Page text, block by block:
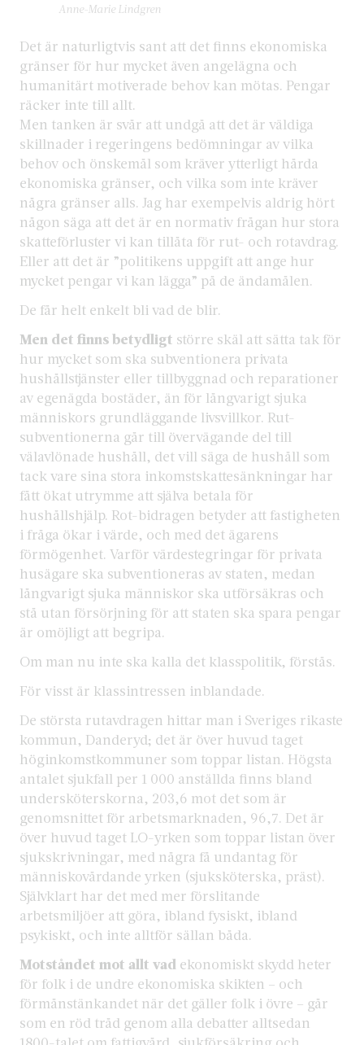
Anne-Marie Lindgren
Det är naturligtvis sant att det finns ekonomiska
gränser för hur mycket även angelägna och
humanitärt motiverade behov kan mötas. Pengar
räcker inte till allt.
Men tanken är svår att undgå att det är väldiga
skillnader i regeringens bedömningar av vilka
behov och önskemål som kräver ytterligt hårda
ekonomiska gränser, och vilka som inte kräver
några gränser alls. Jag har exempelvis aldrig hört
någon säga att det är en normativ frågan hur stora
skatteförluster vi kan tillåta för rut- och rotavdrag.
Eller att det är ”politikens uppgift att ange hur
mycket pengar vi kan lägga” på de ändamålen.
De får helt enkelt bli vad de blir.
Men det finns betydligt större skäl att sätta tak för
hur mycket som ska subventionera privata
hushållstjänster eller tillbyggnad och reparationer
av egenägda bostäder, än för långvarigt sjuka
människors grundläggande livsvillkor. Rut-
subventionerna går till övervägande del till
välavlönade hushåll, det vill säga de hushåll som
tack vare sina stora inkomstskattesänkningar har
fått ökat utrymme att själva betala för
hushållshjälp. Rot-bidragen betyder att fastigheten
i fråga ökar i värde, och med det ägarens
förmögenhet. Varför värdestegringar för privata
husägare ska subventioneras av staten, medan
långvarigt sjuka människor ska utförsäkras och
stå utan försörjning för att staten ska spara pengar
är omöjligt att begripa.
Om man nu inte ska kalla det klasspolitik, förstås.
För visst är klassintressen inblandade.
De största rutavdragen hittar man i Sveriges rikaste
kommun, Danderyd; det är över huvud taget
höginkomstkommuner som toppar listan. Högsta
antalet sjukfall per 1 000 anställda finns bland
undersköterskorna, 203,6 mot det som är
genomsnittet för arbetsmarknaden, 96,7. Det är
över huvud taget LO-yrken som toppar listan över
sjukskrivningar, med några få undantag för
människovårdande yrken (sjuksköterska, präst).
Självklart har det med mer förslitande
arbetsmiljöer att göra, ibland fysiskt, ibland
psykiskt, och inte alltför sällan båda.
Motståndet mot allt vad ekonomiskt skydd heter
för folk i de undre ekonomiska skikten – och
förmånstänkandet när det gäller folk i övre – går
som en röd tråd genom alla debatter alltsedan